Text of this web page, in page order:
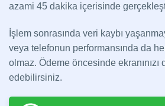
azami 45 dakika içerisinde
İşlem sonrasında veri kaybı
veya telefonun performansında da
olmaz. Ödeme öncesinde
edebilirsiniz.